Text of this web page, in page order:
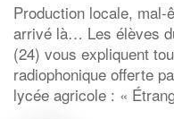
Production locale,
arrivé là… Les élèves
(24) vous expliquent
radiophonique offerte
lycée agricole : «